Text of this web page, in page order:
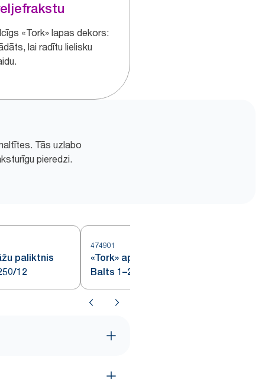
«Tork» lapas dekors:
lai radītu lielisku
Tās uzlabo
pieredzi.
paliktnis
12
474901
«Tork» apaļš glāžu paliktnis
Balts 1–2k 5iep 250/12